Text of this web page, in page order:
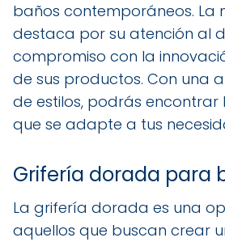
baños contemporáneos. La
destaca por su atención al
compromiso con la
de sus productos. Con una
de estilos, podrás encontrar
que se adapte a tus
Grifería dorada para
La grifería dorada es una
aquellos que buscan crear